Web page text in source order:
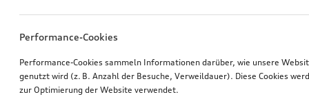
Performance-Cookies
Performance-Cookies sammeln Informationen darüber, wie unsere
genutzt wird (z. B. Anzahl der Besuche, Verweildauer). Diese Cookies
zur Optimierung der Website verwendet.